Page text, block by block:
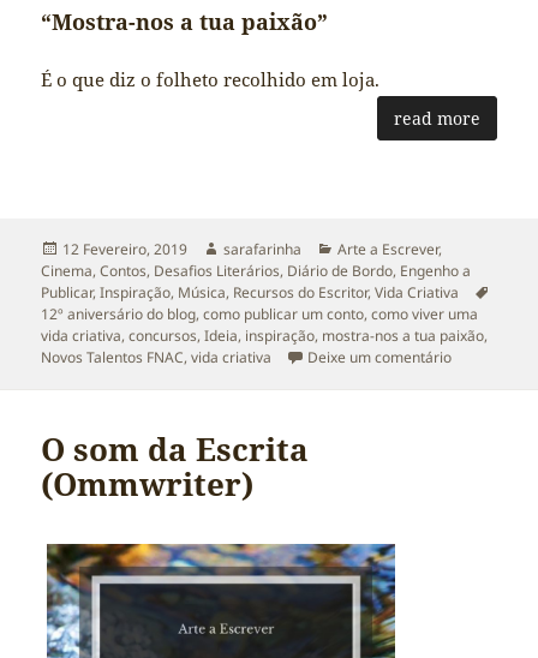
“Mostra-nos a tua paixão”
É o que diz o folheto recolhido em loja.
read more
Publicado
a
12 Fevereiro, 2019 Autor
sarafarinha Categorias
Arte a Escrever,
Cinema,Contos, Desafios Literários, Diário de Bordo, Engenho a
Publicar,Inspiração, Música, Recursos do Escritor,Vida Criativa
12º aniversário do blog,como publicar um conto,como viver uma
vida criativa,concursos,Ideia, inspiração, mostra-nos a tua paixão,
Novos Talentos FNAC,vida criativa Deixe um comentáriosobre
O som da Escrita
(Ommwriter)